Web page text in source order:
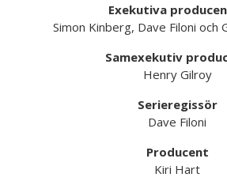
Exekutiva
Simon Kinberg, Dave Filoni och
Samexekutiv
Henry Gilroy
Serieregissör
Dave Filoni
Producent
Kiri Hart